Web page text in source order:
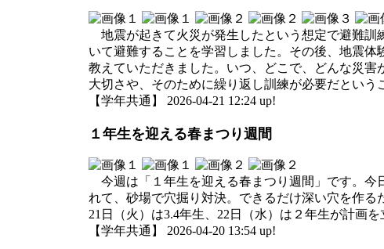
地震が起きて火災が発生したという想定で避難訓
いて避難することを学習しました。その後、地震
教えていただきました。いつ、どこで、どんな災
大切さや、そのために繰り返し訓練が必要だという
【学年共通】 2026-04-21 12:24 up!
１年生を迎える春まつり週間
今週は「１年生を迎える春まつり週間」です。今
れて、砂場で穴掘り対決。できるだけ深い穴を作る
21日（火）は3.4年生、22日（水）は２年生が計画
【学年共通】 2026-04-20 13:54 up!